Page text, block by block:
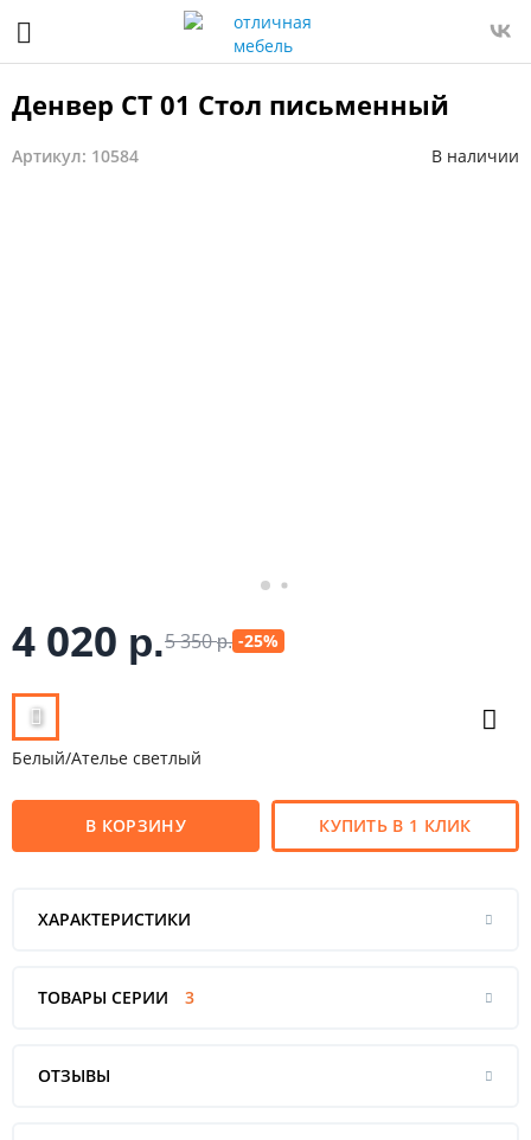
Денвер СТ 01 Стол письменный
Артикул: 10584 В наличии
4 020 р.5 350р. -25%
Белый/Ателье светлый
В КОРЗИНУ КУПИТЬ В 1 КЛИК
ХАРАКТЕРИСТИКИ
ТОВАРЫ СЕРИИ 3
ОТЗЫВЫ